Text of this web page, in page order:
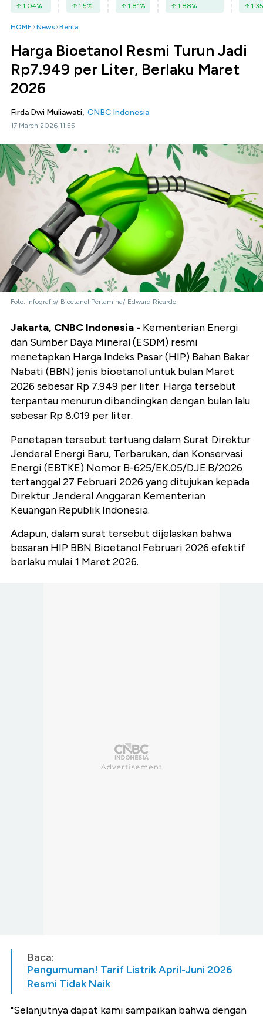
1.04% 1.5% 1.81% 1.88% 1.35
HOME News Berita
Harga Bioetanol Resmi Turun Jadi
Rp7.949 per Liter, Berlaku Maret
2026
Firda Dwi Muliawati, CNBC Indonesia
17 March 2026 11:55
Foto: Infografis/ Bioetanol Pertamina/ Edward Ricardo
Jakarta, CNBC Indonesia - Kementerian Energi
dan Sumber Daya Mineral (ESDM) resmi
menetapkan Harga Indeks Pasar (HIP) Bahan Bakar
Nabati (BBN) jenis bioetanol untuk bulan Maret
2026 sebesar Rp 7.949 per liter. Harga tersebut
terpantau menurun dibandingkan dengan bulan lalu
sebesar Rp 8.019 per liter.
Penetapan tersebut tertuang dalam Surat Direktur
Jenderal Energi Baru, Terbarukan, dan Konservasi
Energi (EBTKE) Nomor B-625/EK.05/DJE.B/2026
tertanggal 27 Februari 2026 yang ditujukan kepada
Direktur Jenderal Anggaran Kementerian
Keuangan Republik Indonesia.
Adapun, dalam surat tersebut dijelaskan bahwa
besaran HIP BBN Bioetanol Februari 2026 efektif
berlaku mulai 1 Maret 2026.
Baca:
Pengumuman! Tarif Listrik April-Juni 2026
Resmi Tidak Naik
"Selanjutnya dapat kami sampaikan bahwa dengan